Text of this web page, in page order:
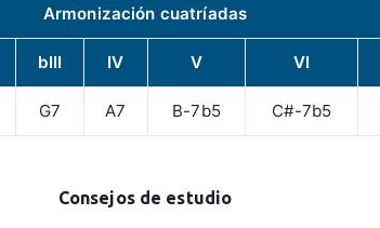
Armonización cuatríadas
bIII IV V VI
G7 A7 B-7b5 C#-7b5
Consejos de estudio